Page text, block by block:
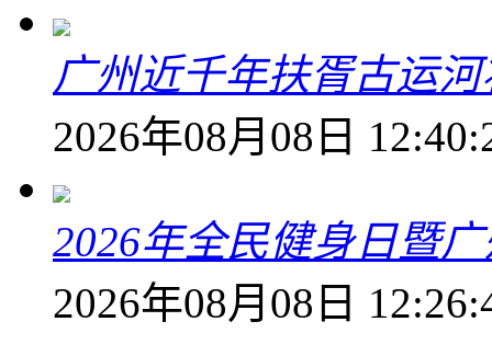
广州近千年扶胥古运
2026年08月08日
2026年全民健身日暨
2026年08月08日